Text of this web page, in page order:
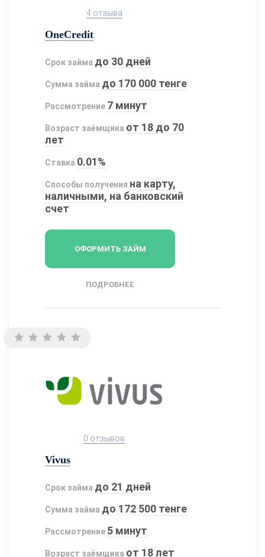
4 отзыва
OneCredit
Срок займа до 30 дней
Сумма займа до 170 000 тенге
Рассмотрение 7 минут
Возраст заёмщика от 18 до 70
лет
Ставка 0.01%
Способы получения на карту,
наличными, на банковский
счет
ОФОРМИТЬ ЗАЙМ
ПОДРОБНЕЕ
0 отзывов
Vivus
Срок займа до 21 дней
Сумма займа до 172 500 тенге
Рассмотрение 5 минут
Возраст заёмщика от 18 лет